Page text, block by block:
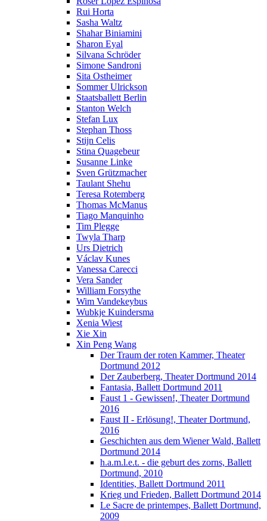
Rui Horta
Sasha Waltz
Shahar Biniamini
Sharon Eyal
Silvana Schröder
Simone Sandroni
Sita Ostheimer
Sommer Ulrickson
Staatsballett Berlin
Stanton Welch
Stefan Lux
Stephan Thoss
Stijn Celis
Stina Quagebeur
Susanne Linke
Sven Grützmacher
Taulant Shehu
Teresa Rotemberg
Thomas McManus
Tiago Manquinho
Tim Plegge
Twyla Tharp
Urs Dietrich
Václav Kunes
Vanessa Carecci
Vera Sander
William Forsythe
Wim Vandekeybus
Wubkje Kuindersma
Xenia Wiest
Xie Xin
Xin Peng Wang
Der Traum der roten Kammer, Theater
Dortmund 2012
Der Zauberberg, Theater Dortmund 2014
Fantasia, Ballett Dortmund 2011
Faust 1 - Gewissen!, Theater Dortmund
2016
Faust II - Erlösung!, Theater Dortmund,
2016
Geschichten aus dem Wiener Wald, Ballett
Dortmund 2014
h.a.m.l.e.t. - die geburt des zorns, Ballett
Dortmund, 2010
Identities, Ballett Dortmund 2011
Krieg und Frieden, Ballett Dortmund 2014
Le Sacre de printempes, Ballett Dortmund,
2009